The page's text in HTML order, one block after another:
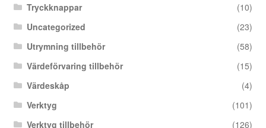
Tryckknappar
(10)
Uncategorized
(23)
Utrymning tillbehör
(58)
Värdeförvaring tillbehör
(15)
Värdeskåp
(4)
Verktyg
(101)
Verktyg tillbehör
(126)